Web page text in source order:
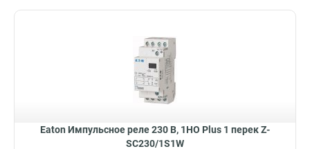
Eaton Импульсное реле 230 В, 1НО Plus 1 перек Z-
SC230/1S1W